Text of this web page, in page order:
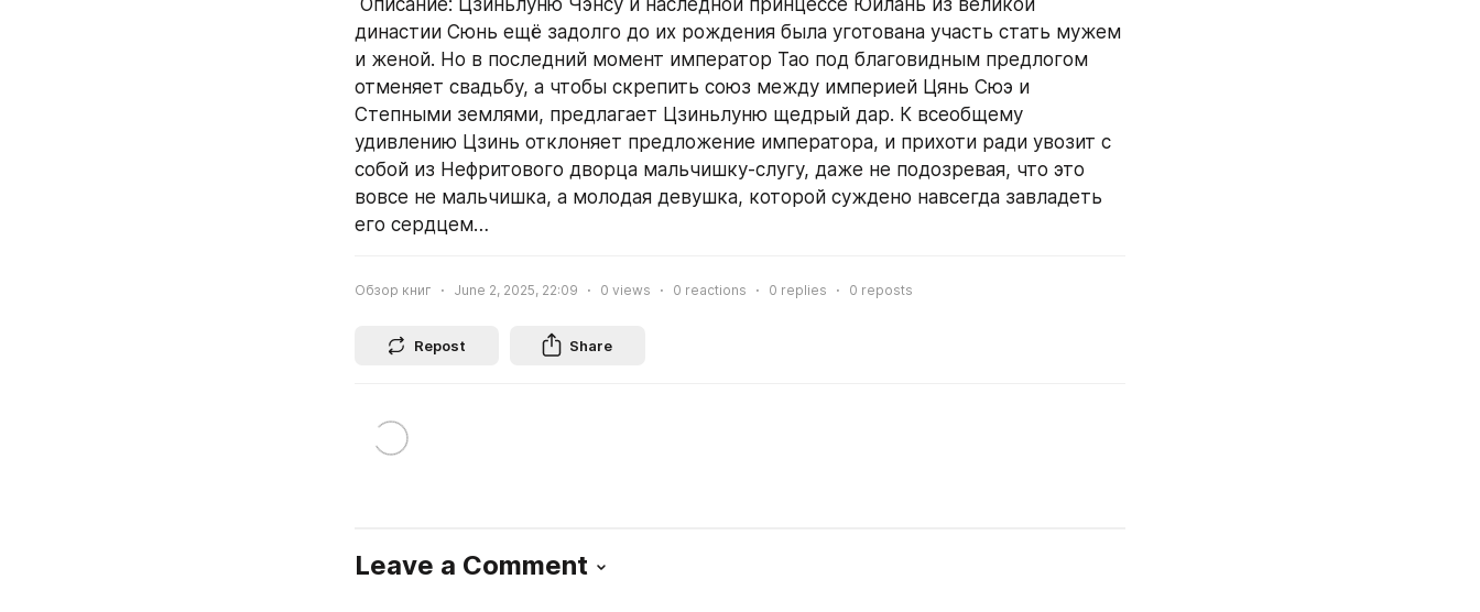
династии Сюнь ещё задолго до их рождения была уготована участь стать мужем
и женой. Но в последний момент император Тао под благовидным предлогом
отменяет свадьбу, а чтобы скрепить союз между империей Цянь Сюэ и
Степными землями, предлагает Цзиньлуню щедрый дар. К всеобщему
удивлению Цзинь отклоняет предложение императора, и прихоти ради увозит с
собой из Нефритового дворца мальчишку-слугу, даже не подозревая, что это
вовсе не мальчишка, а молодая девушка, которой суждено навсегда завладеть
его сердцем…
Обзор книг June 2, 2025, 22:09 0 views 0 reactions 0 replies 0 reposts
Repost Share
Leave a Comment